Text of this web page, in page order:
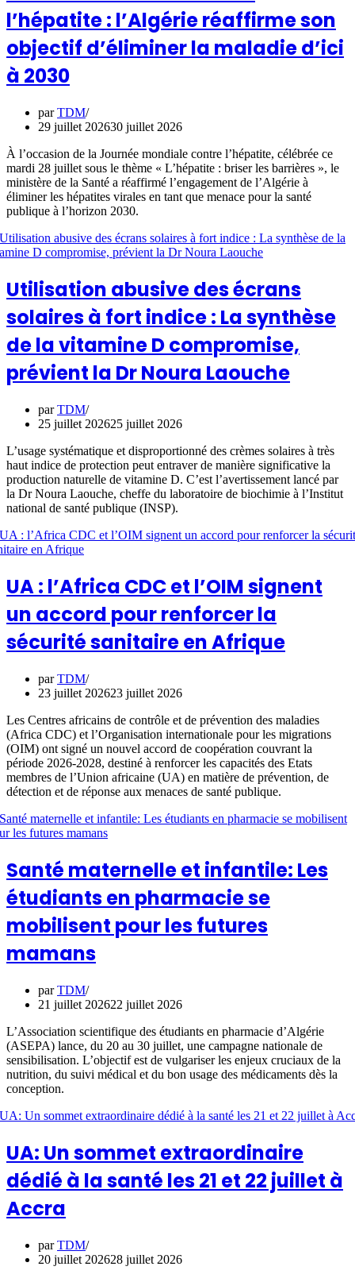
l’hépatite : l’Algérie réaffirme son
objectif d’éliminer la maladie d’ici
à 2030
parTDM
29 juillet 202630 juillet 2026
À l’occasion de la Journée mondiale contre l’hépatite, célébrée ce
mardi 28 juillet sous le thème « L’hépatite : briser les barrières », le
ministère de la Santé a réaffirmé l’engagement de l’Algérie à
éliminer les hépatites virales en tant que menace pour la santé
publique à l’horizon 2030.
Utilisation abusive des écrans
solaires à fort indice : La synthèse
de la vitamine D compromise,
prévient la Dr Noura Laouche
parTDM
25 juillet 202625 juillet 2026
L’usage systématique et disproportionné des crèmes solaires à très
haut indice de protection peut entraver de manière significative la
production naturelle de vitamine D. C’est l’avertissement lancé par
la Dr Noura Laouche, cheffe du laboratoire de biochimie à l’Institut
national de santé publique (INSP).
UA : l’Africa CDC et l’OIM signent
un accord pour renforcer la
sécurité sanitaire en Afrique
parTDM
23 juillet 202623 juillet 2026
Les Centres africains de contrôle et de prévention des maladies
(Africa CDC) et l’Organisation internationale pour les migrations
(OIM) ont signé un nouvel accord de coopération couvrant la
période 2026-2028, destiné à renforcer les capacités des Etats
membres de l’Union africaine (UA) en matière de prévention, de
détection et de réponse aux menaces de santé publique.
Santé maternelle et infantile: Les
étudiants en pharmacie se
mobilisent pour les futures
mamans
parTDM
21 juillet 202622 juillet 2026
L’Association scientifique des étudiants en pharmacie d’Algérie
(ASEPA) lance, du 20 au 30 juillet, une campagne nationale de
sensibilisation. L’objectif est de vulgariser les enjeux cruciaux de la
nutrition, du suivi médical et du bon usage des médicaments dès la
conception.
UA: Un sommet extraordinaire
dédié à la santé les 21 et 22 juillet à
Accra
parTDM
20 juillet 202628 juillet 2026